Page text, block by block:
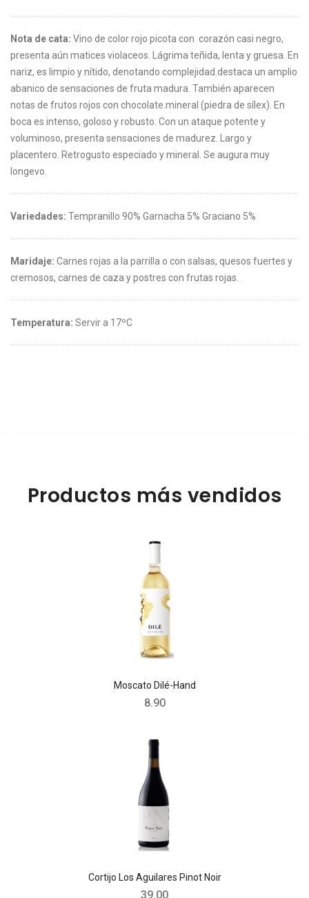
Nota de cata: Vino de color rojo picota con corazón casi negro,
presenta aún matices violaceos. Lágrima teñida, lenta y gruesa. En
nariz, es limpio y nítido, denotando complejidad.destaca un amplio
abanico de sensaciones de fruta madura. También aparecen
notas de frutos rojos con chocolate.mineral (piedra de sílex). En
boca es intenso, goloso y robusto. Con un ataque potente y
voluminoso, presenta sensaciones de madurez. Largo y
placentero. Retrogusto especiado y mineral. Se augura muy
longevo.
Variedades: Tempranillo 90% Garnacha 5% Graciano 5%
Maridaje: Carnes rojas a la parrilla o con salsas, quesos fuertes y
cremosos, carnes de caza y postres con frutas rojas.
Temperatura: Servir a 17ºC
Productos más vendidos
Moscato Dilé-Hand
8.90
Cortijo Los Aguilares Pinot Noir
39.00